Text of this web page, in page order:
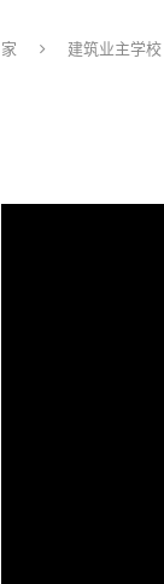
家 建筑业主学校